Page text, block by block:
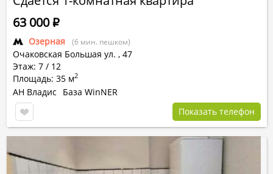
Озерная (6 мин. пешком)
Очаковская Большая ул. , 47
Этаж: 7 / 12
Площадь: 35 м2
63 000Р
АН Владис
База WinNER
Показать телефон